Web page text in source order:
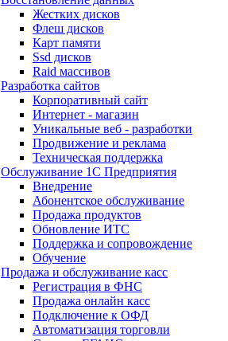
Жестких дисков
Флеш дисков
Карт памяти
Ssd дисков
Raid массивов
Разработка сайтов
Корпоративный сайт
Интернет - магазин
Уникальные веб - разработки
Продвижение и реклама
Техническая поддержка
Обслуживание 1С Предприятия
Внедрение
Абонентское обслуживание
Продажа продуктов
Обновление ИТС
Поддержка и сопровождение
Обучение
Продажа и обслуживание касс
Регистрация в ФНС
Продажа онлайн касс
Подключение к ОФД
Автоматизация торговли